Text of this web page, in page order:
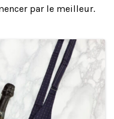
par le meilleur.